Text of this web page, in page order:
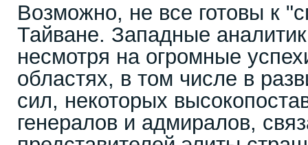
Возможно, не все готовы к
Тайване. Западные
несмотря на огромные
областях, в том числе в
сил, некоторых
генералов и адмиралов,